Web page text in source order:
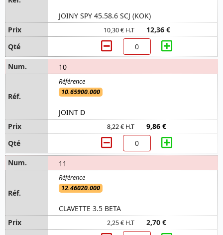
JOINY SPY 45.58.6 SCJ (KOK)
10,30 € H.T 12,36 €
10
10.65900.000
JOINT D
8,22 € H.T 9,86 €
11
12.46020.000
CLAVETTE 3.5 BETA
2,25 € H.T 2,70 €